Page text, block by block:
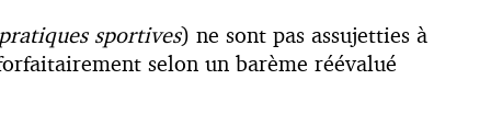
sportives) ne sont pas assujetties à
selon un barème réévalué